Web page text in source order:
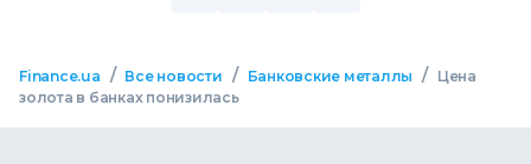
Finance.ua / Все новости / Банковские металлы /
Цена
золота в банках понизилась